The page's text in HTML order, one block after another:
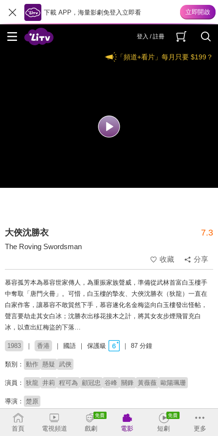
下載 APP，海量影劇免登入立即看
登入 / 註冊
「頻道+看片」每月只要 $199？
大俠沈勝衣 7.3
The Roving Swordsman
收藏
分享
慕容孤芳本為慕容世家傳人，為重振家族聲威，準備從武林首富白玉樓手
中奪取「唐門火冊」。可惜，白玉樓的摯友、大俠沈勝衣（狄龍）一直在
白家作客，讓慕容不敢貿然下手，慕容遂化名金梅盜向白玉樓發出怪帖，
聲言要劫走其女白冰；沈勝衣出移花接木之計，將其女友步煙飛冒充白
冰，以查出紅梅盜的下落…
1983 香港 國語 保護級 87 分鐘
類別： 動作 懸疑 武俠
演員： 狄龍 井莉 程可為 顧冠忠 谷峰 關鋒 黃薇薇 歐陽珮珊
導演： 楚原
原著：
首頁 電視頻道 戲劇 電影 短劇 更多